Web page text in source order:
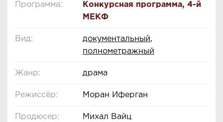
Программа: Конкурсная программа, 4-й
МЕКФ
Вид: документальный,
полнометражный
Жанр: драма
Режиссёр: Моран Иферган
Продюсер: Михал Вайц